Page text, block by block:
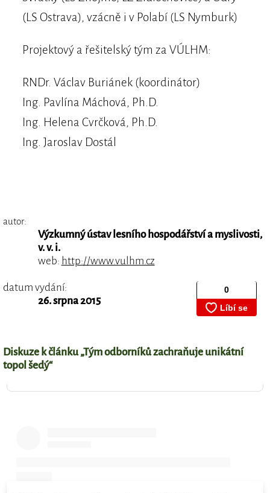
(LS Ostrava), vzácně i v Polabí (LS Nymburk)
Projektový a řešitelský tým za VÚLHM:
RNDr. Václav Buriánek (koordinátor)
Ing. Pavlína Máchová, Ph.D.
Ing. Helena Cvrčková, Ph.D.
Ing. Jaroslav Dostál
autor:
Výzkumný ústav lesního hospodářství a myslivosti,
v. v. i.
web: http://www.vulhm.cz
datum vydání:
26. srpna 2015
Diskuze k článku „Tým odborníků zachraňuje unikátní
topol šedý“